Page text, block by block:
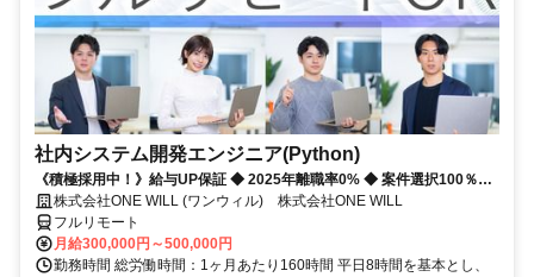
社内システム開発エンジニア(Python)
《積極採用中！》給与UP保証 ◆ 2025年離職率0% ◆ 案件選択100％！
◆ 平均残業7時間！
株式会社ONE WILL (ワンウィル) 株式会社ONE WILL
フルリモート
月給300,000円～500,000円
勤務時間 総労働時間：1ヶ月あたり160時間 平日8時間を基本とし、